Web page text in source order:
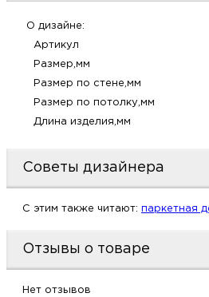
О дизайне:
Артикул
Размер,мм
Размер по стене,мм
Размер по потолку,мм
Длина изделия,мм
Советы дизайнера
C этим также читают: паркетная
Отзывы о товаре
Нет отзывов